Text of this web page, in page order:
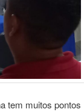
tem muitos pontos